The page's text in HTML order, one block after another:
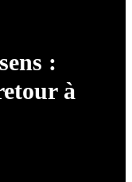
:
à